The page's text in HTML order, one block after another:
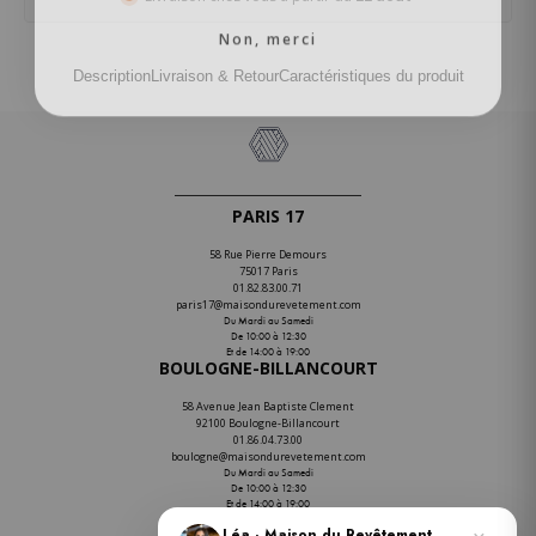
DescriptionLivraison & RetourCaractéristiques du produit
PARIS 17
58 Rue Pierre Demours
75017 Paris
01.82.83.00.71
paris17@maisondurevetement.com
Du Mardi au Samedi
De 10:00 à 12:30
Et de 14:00 à 19:00
BOULOGNE-BILLANCOURT
58 Avenue Jean Baptiste Clement
92100 Boulogne-Billancourt
01.86.04.73.00
boulogne@maisondurevetement.com
Du Mardi au Samedi
De 10:00 à 12:30
Et de 14:00 à 19:00